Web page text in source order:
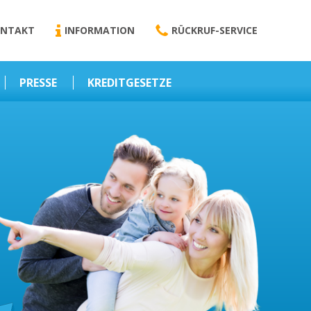
INFORMATION RÜCKRUF-SERVICE
PRESSE
Wirtschaft – Finanzen
KREDITGESETZE
Schriftform
Darlehensvermittlung
Nebenentgelte
Kreditvermittlung
Abweichende
Vereinbarung
Erlaubnis zur
Kreditvermittlung